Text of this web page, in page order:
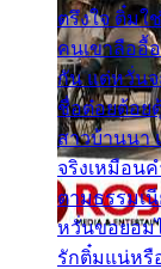
ตรึงใจ ติ๋มใ
คนเขาลืออื้
กัน แต่หวั่น
ชื่อต๋อยต้อย
สาวบ้านนา
จริงเหมือน
ตามธรรมเ
หวั่นขอยอม
รักติ๋มแน่หรื